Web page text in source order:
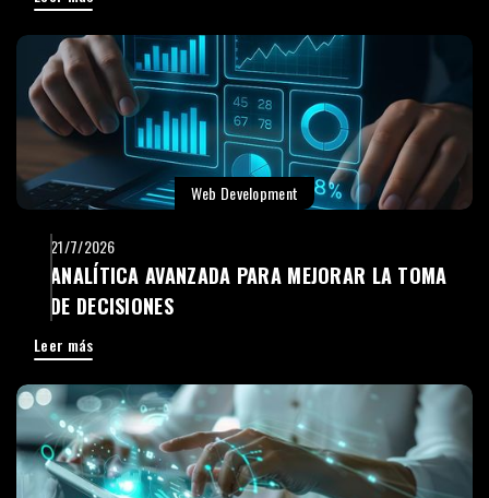
Web Development
21/7/2026
ANALÍTICA AVANZADA PARA MEJORAR LA TOMA
DE DECISIONES
Leer más